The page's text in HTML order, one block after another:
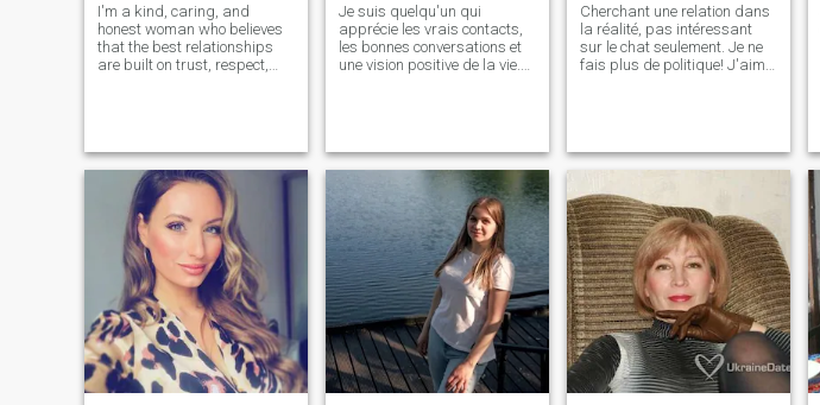
I'm a kind, caring, and
honest woman who believes
that the best relationships
are built on trust, respect,
hasn't always been easy, but
it has made me
Je suis quelqu'un qui
apprécie les vrais contacts,
les bonnes conversations et
une vision positive de la vie.
gentillesse, au rire et à
construire quelque chose
Cherchant une relation dans
la réalité, pas intéressant
sur le chat seulement. Je ne
fais plus de politique! J'aime